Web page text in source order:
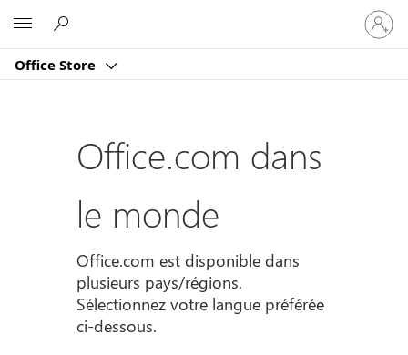
Office Store
vous
à
compte
Office.com dans
le monde
Office.com est disponible dans
plusieurs pays/régions.
Sélectionnez votre langue préférée
ci-dessous.